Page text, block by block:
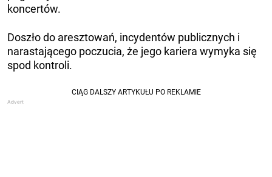
koncertów.
Doszło do aresztowań, incydentów publicznych i
narastającego poczucia, że ​​jego kariera wymyka się
spod kontroli.